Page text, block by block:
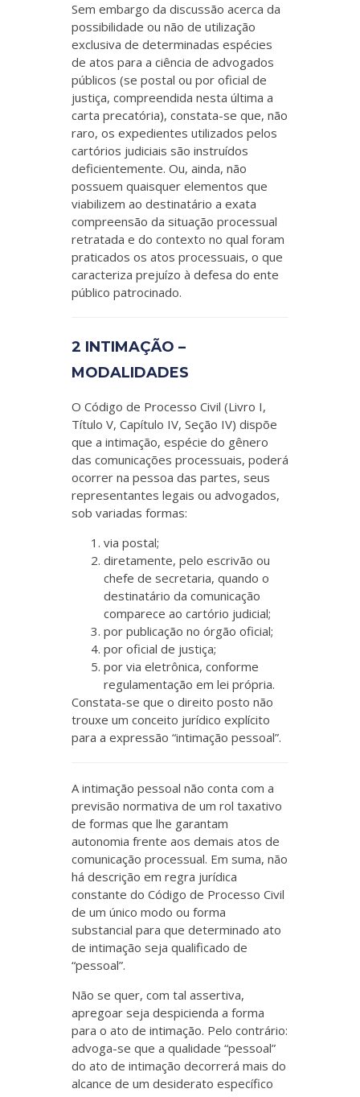
Sem embargo da discussão acerca da
possibilidade ou não de utilização
exclusiva de determinadas espécies
de atos para a ciência de advogados
públicos (se postal ou por oficial de
justiça, compreendida nesta última a
carta precatória), constata-se que, não
raro, os expedientes utilizados pelos
cartórios judiciais são instruídos
deficientemente. Ou, ainda, não
possuem quaisquer elementos que
viabilizem ao destinatário a exata
compreensão da situação processual
retratada e do contexto no qual foram
praticados os atos processuais, o que
caracteriza prejuízo à defesa do ente
público patrocinado.
2 INTIMAÇÃO –
MODALIDADES
O Código de Processo Civil (Livro I,
Título V, Capítulo IV, Seção IV) dispõe
que a intimação, espécie do gênero
das comunicações processuais, poderá
ocorrer na pessoa das partes, seus
representantes legais ou advogados,
sob variadas formas:
via postal;
diretamente, pelo escrivão ou
chefe de secretaria, quando o
destinatário da comunicação
comparece ao cartório judicial;
por publicação no órgão oficial;
por oficial de justiça;
por via eletrônica, conforme
regulamentação em lei própria.
Constata-se que o direito posto não
trouxe um conceito jurídico explícito
para a expressão “intimação pessoal”.
A intimação pessoal não conta com a
previsão normativa de um rol taxativo
de formas que lhe garantam
autonomia frente aos demais atos de
comunicação processual. Em suma, não
há descrição em regra jurídica
constante do Código de Processo Civil
de um único modo ou forma
substancial para que determinado ato
de intimação seja qualificado de
“pessoal”.
Não se quer, com tal assertiva,
apregoar seja despicienda a forma
para o ato de intimação. Pelo contrário:
advoga-se que a qualidade “pessoal”
do ato de intimação decorrerá mais do
alcance de um desiderato específico